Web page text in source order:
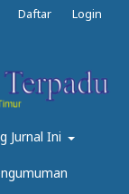
Jurnal Ini
Daftar Login